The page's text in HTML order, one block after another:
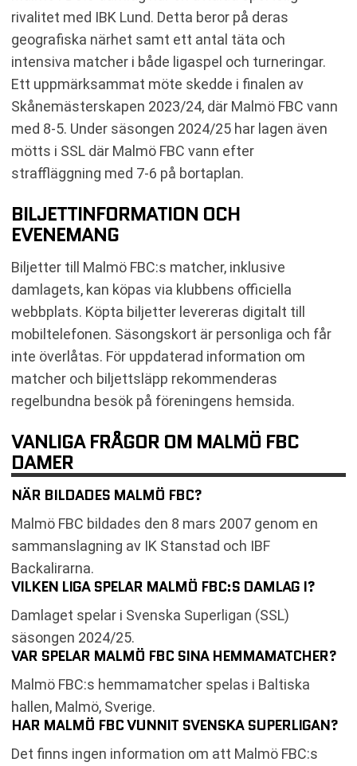
rivalitet med IBK Lund. Detta beror på deras
geografiska närhet samt ett antal täta och
intensiva matcher i både ligaspel och turneringar.
Ett uppmärksammat möte skedde i finalen av
Skånemästerskapen 2023/24, där Malmö FBC vann
med 8-5. Under säsongen 2024/25 har lagen även
mötts i SSL där Malmö FBC vann efter
straffläggning med 7-6 på bortaplan.
BILJETTINFORMATION OCH
EVENEMANG
Biljetter till Malmö FBC:s matcher, inklusive
damlagets, kan köpas via klubbens officiella
webbplats. Köpta biljetter levereras digitalt till
mobiltelefonen. Säsongskort är personliga och får
inte överlåtas. För uppdaterad information om
matcher och biljettsläpp rekommenderas
regelbundna besök på föreningens hemsida.
VANLIGA FRÅGOR OM MALMÖ FBC
DAMER
NÄR BILDADES MALMÖ FBC?
Malmö FBC bildades den 8 mars 2007 genom en
sammanslagning av IK Stanstad och IBF
Backalirarna.
VILKEN LIGA SPELAR MALMÖ FBC:S DAMLAG I?
Damlaget spelar i Svenska Superligan (SSL)
säsongen 2024/25.
VAR SPELAR MALMÖ FBC SINA HEMMAMATCHER?
Malmö FBC:s hemmamatcher spelas i Baltiska
hallen, Malmö, Sverige.
HAR MALMÖ FBC VUNNIT SVENSKA SUPERLIGAN?
Det finns ingen information om att Malmö FBC:s